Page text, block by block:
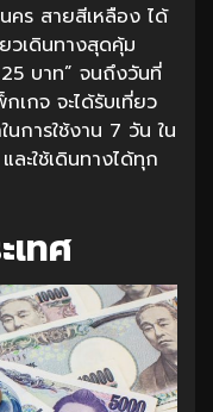
คร สายสีเหลือง ได้
วเดินทางสุดคุ้ม
บาท” จนถึงวันที่
เกจ จะได้รับเที่ยว
นการใช้งาน 7 วัน ใน
ะใช้เดินทางได้ทุก
เทศ